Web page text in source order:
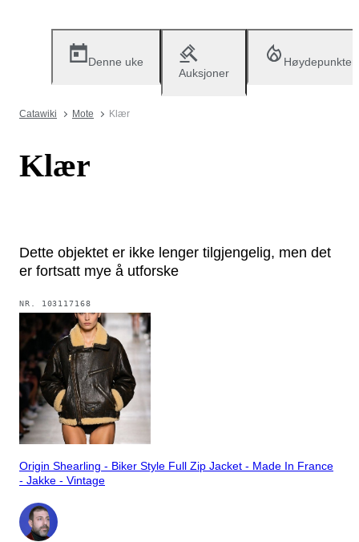
Denne uke
Auksjoner
Høydepunkter
Catawiki Mote Klær
Klær
Dette objektet er ikke lenger tilgjengelig, men det
er fortsatt mye å utforske
NR. 103117168
Origin Shearling - Biker Style Full Zip Jacket - Made In France
- Jakke - Vintage